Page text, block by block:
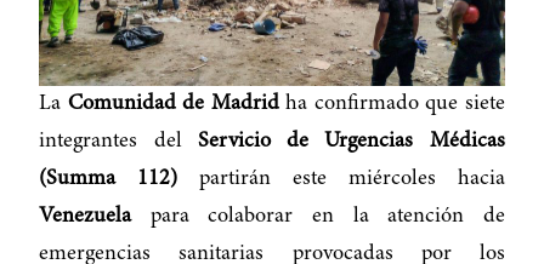
La Comunidad de Madridha confirmado que siete
integrantes del Servicio de Urgencias Médicas
(Summa 112) partirán este miércoles hacia
Venezuelapara colaborar en la atención de
emergencias sanitarias provocadas por los